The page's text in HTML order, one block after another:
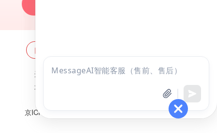
网站地图
违法和不良信息举报邮箱：zzjy-fw@yikao88.com
北京市西城区宣武门东河沿街69号正弘大厦208室
北京昭天下教育科技有限公司 版权所有
京ICP备18051095号-1
京公网安备 11010202009207号
点击
全部考试 免费试听